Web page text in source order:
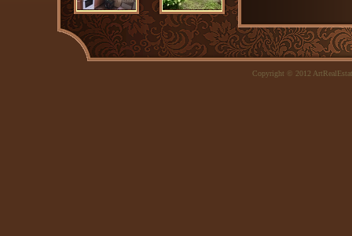
Copyright © 2012